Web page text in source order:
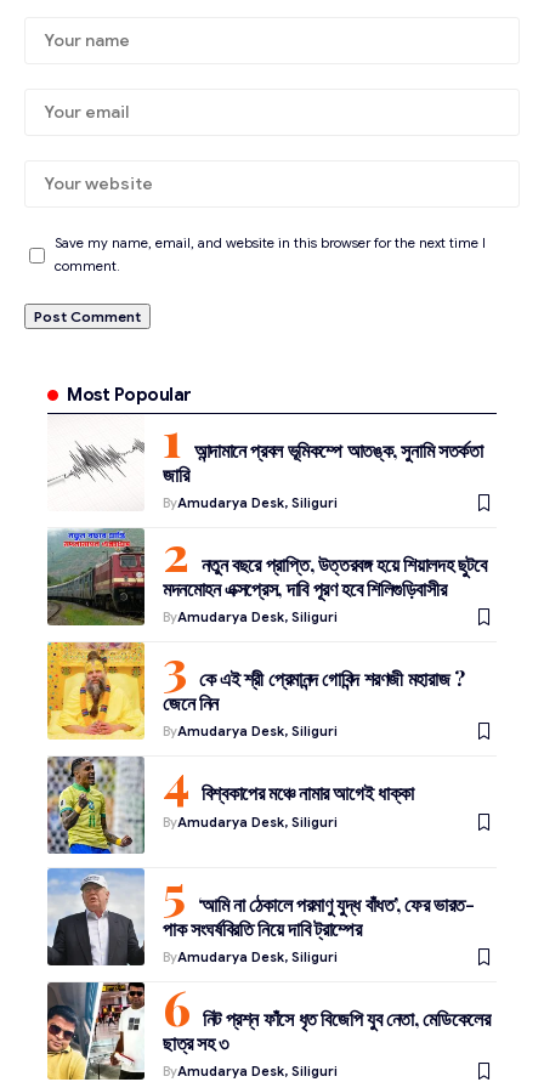
Save my name, email, and website in this browser for the next time I
comment.
Most Popoular
আন্দামানে প্রবল ভূমিকম্পে আতঙ্ক, সুনামি সতর্কতা
জারি
ByAmudarya Desk, Siliguri
নতুন বছরে প্রাপ্তি, উত্তরবঙ্গ হয়ে শিয়ালদহ ছুটবে
মদনমোহন এক্সপ্রেস, দাবি পূরণ হবে শিলিগুড়িবাসীর
ByAmudarya Desk, Siliguri
কে এই শ্রী প্রেমানন্দ গোবিন্দ শরণজী মহারাজ ?
জেনে নিন
ByAmudarya Desk, Siliguri
বিশ্বকাপের মঞ্চে নামার আগেই ধাক্কা
ByAmudarya Desk, Siliguri
‘আমি না ঠেকালে পরমাণু যুদ্ধ বাঁধত’, ফের ভারত-
পাক সংঘর্ষবিরতি নিয়ে দাবি ট্রাম্পের
ByAmudarya Desk, Siliguri
নিট প্রশ্ন ফাঁসে ধৃত বিজেপি যুব নেতা, মেডিকেলের
ছাত্র সহ ৩
ByAmudarya Desk, Siliguri